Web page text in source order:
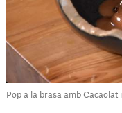
Pop a la brasa amb